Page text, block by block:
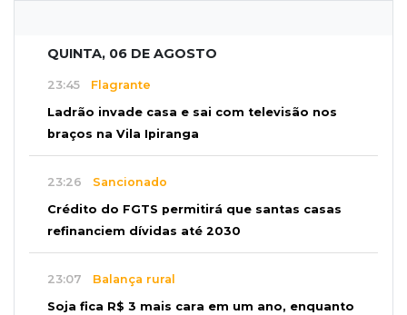
QUINTA, 06 DE AGOSTO
23:45 Flagrante
Ladrão invade casa e sai com televisão nos
braços na Vila Ipiranga
23:26 Sancionado
Crédito do FGTS permitirá que santas casas
refinanciem dívidas até 2030
23:07 Balança rural
Soja fica R$ 3 mais cara em um ano, enquanto